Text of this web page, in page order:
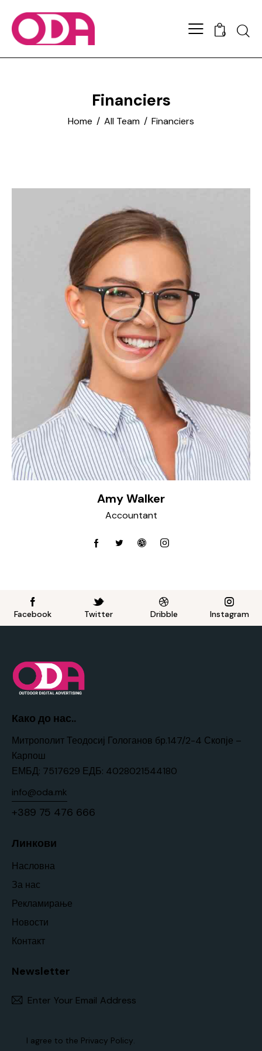
0
Financiers
Home All Team Financiers
Amy Walker
Accountant
Facebook Twitter Dribble Instagram
Како до нас..
Митрополит Теодосиј Гологанов бр.147/2-4 Скопје –
Карпош
ЕМБД: 7517629 ЕДБ: 4028021544180
info@oda.mk
+389 75 476 666
Линкови
Насловна
За нас
Рекламирање
Новости
Контакт
Newsletter
I agree to the Privacy Policy.